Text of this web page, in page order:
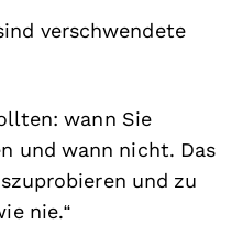
verschwendete
wann Sie
und wann nicht. Das
und zu
nie.“